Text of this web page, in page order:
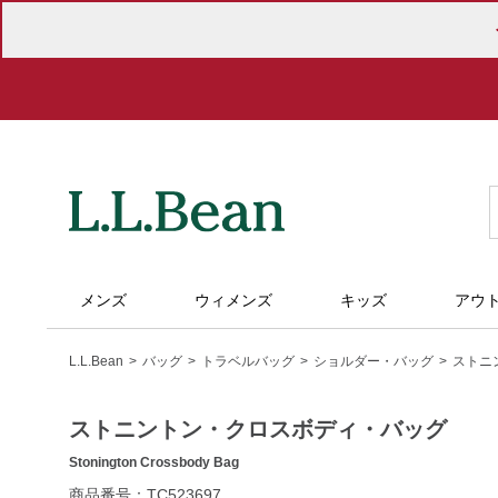
メンズ ウィメンズ キッズ アウ
L.L.Bean バッグ トラベルバッグ ショルダー・バッグ ストニ
ストニントン・クロスボディ・バッグ
Stonington Crossbody Bag
https://www.llbean.co.jp/tote-